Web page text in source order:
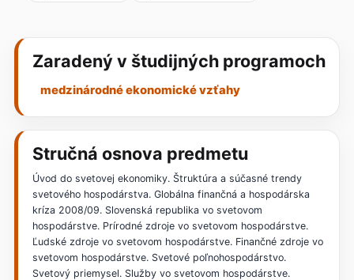
Zaradený v študijných programoch
medzinárodné ekonomické vzťahy
Stručná osnova predmetu
Úvod do svetovej ekonomiky. Štruktúra a súčasné trendy
svetového hospodárstva. Globálna finančná a hospodárska
kríza 2008/09. Slovenská republika vo svetovom
hospodárstve. Prírodné zdroje vo svetovom hospodárstve.
Ľudské zdroje vo svetovom hospodárstve. Finančné zdroje vo
svetovom hospodárstve. Svetové poľnohospodárstvo.
Svetový priemysel. Služby vo svetovom hospodárstve.